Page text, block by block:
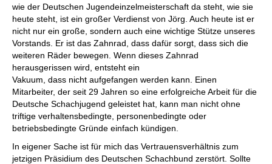
wie der Deutschen Jugendeinzelmeisterschaft da steht, wie sie
heute steht, ist ein großer Verdienst von Jörg. Auch heute ist er
nicht nur ein große, sondern auch eine wichtige Stütze unseres
Vorstands. Er ist das Zahnrad, dass dafür sorgt, dass sich die
weiteren Räder bewegen. Wenn dieses Zahnrad
herausgerissen wird, entsteht ein
Vakuum, dass nicht aufgefangen werden kann. Einen
Mitarbeiter, der seit 29 Jahren so eine erfolgreiche Arbeit für die
Deutsche Schachjugend geleistet hat, kann man nicht ohne
triftige verhaltensbedingte, personenbedingte oder
betriebsbedingte Gründe einfach kündigen.
In eigener Sache ist für mich das Vertrauensverhältnis zum
jetzigen Präsidium des Deutschen Schachbund zerstört. Sollte